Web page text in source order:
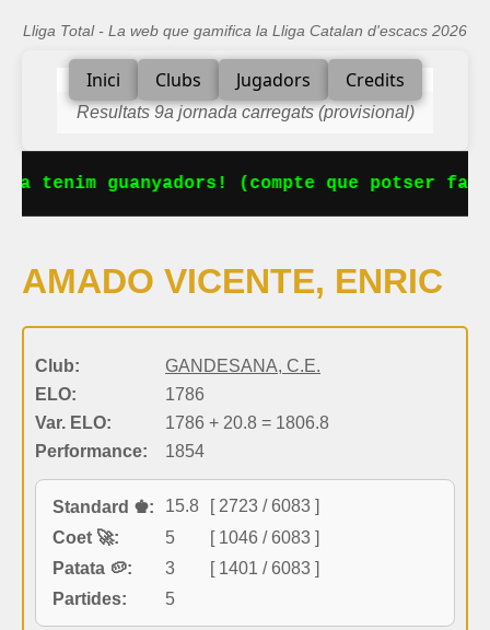
Lliga Total - La web que gamifica la Lliga Catalan d'escacs 2026
Inici Clubs Jugadors Credits
Resultats 9a jornada carregats (provisional)
tenim guanyadors! (compte que potser
AMADO VICENTE, ENRIC
Club:
GANDESANA, C.E.
ELO:
1786
Var. ELO:
1786 + 20.8 = 1806.8
Performance:
1854
Standard ♚: 15.8
[ 2723 / 6083 ]
Coet 🚀:
5
[ 1046 / 6083 ]
Patata 🥔:
3
[ 1401 / 6083 ]
Partides:
5